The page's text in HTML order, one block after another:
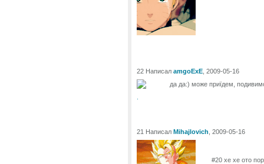
22 Написал amgoExE , 2009-05-16
да да:) може приїдем,
21 Написал Mihajlovich , 2009-05-16
#20 хе хе ото